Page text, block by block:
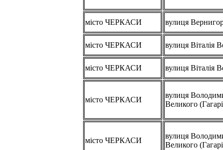
місто ЧЕРКАСИ вулиця
місто ЧЕРКАСИ вулиця Віталія
місто ЧЕРКАСИ вулиця Віталія
місто ЧЕРКАСИ
вулиця
Великого
місто ЧЕРКАСИ
вулиця
Великого